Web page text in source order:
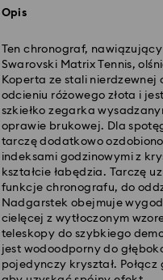
Opis
Ten chronograf,
Swarovski Matrix Tennis,
Koperta ze stali nierdzewnej
odcieniu różowego złota i
szkiełko zegarka
oprawie brukowej. Dla
tarczę dodatkowo
indeksami godzinowymi z
kształcie łabędzia. Tarczę
funkcje chronografu, do
Nadgarstek obejmuje
cielęcej z wytłoczonym
teleskopy do szybkiego
jest wodoodporny do
pojedynczy kryształ.
Standardowy dostawy - GLS
Zamówienia złożone of
czasu CET zostaną
Standardowy czas dostawy:
wysyłce